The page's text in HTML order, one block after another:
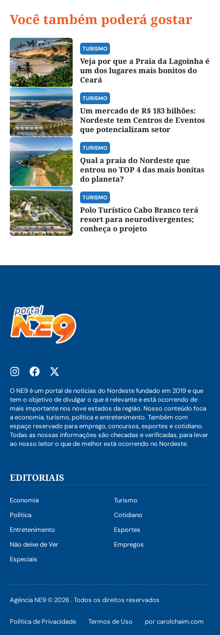
Você também poderá gostar
TURISMO
Veja por que a Praia da Lagoinha é
um dos lugares mais bonitos do
Ceará
TURISMO
Um mercado de R$ 183 bilhões:
Nordeste tem Centros de Eventos
que potencializam setor
TURISMO
Qual a praia do Nordeste que
entrou no TOP 4 das mais bonitas
do planeta?
TURISMO
Polo Turístico Cabo Branco terá
resort para neurodivergentes;
conheça o projeto
O NE9 é um portal de notícias do Nordeste fundado em 2019 e que
tem o objetivo de divulgar o que é relevante e está ocorrendo de
mais importante nos nove estados da região. Nosso conteúdo foca
a economia, turismo, política e entretenimento. Também com
espaço reservado para emprego, concursos, esportes e cotidiano.
Todas as nossas informações são checadas e verificadas, para levar
ao nosso leitor o que de melhor está ocorrendo no Nordeste.
EDITORIAIS
Economia
Turismo
Política
Cotidiano
Entretenimento
Esportes
Não deixe de Ver
Empregos
Especiais
Agência NE9 © 2026 . Todos os direitos reservados
Política de Privacidade Termos de Uso por carolchaim.com